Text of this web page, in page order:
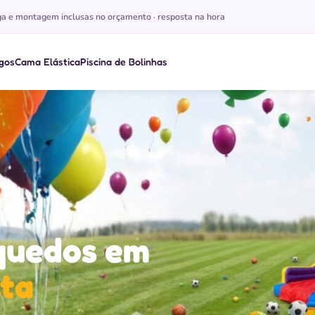
e montagem inclusas no orçamento · resposta na hora
Mesa de Jogos
Cama Elástica
Abrir o menu de Cama Elástica
Piscina de Bolinhas
Abrir o menu de Piscina de Bolinhas
em